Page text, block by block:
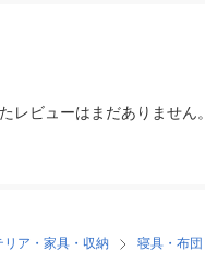
レビューはまだありません。
リア・家具・収納 寝具・布団